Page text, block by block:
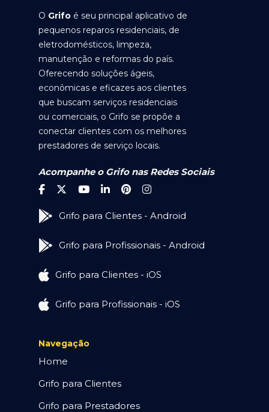
O Grifo é seu principal aplicativo de
pequenos reparos residenciais, de
eletrodomésticos, limpeza,
manutenção e reformas do país.
Oferecendo soluções ágeis,
econômicas e eficazes aos clientes
que buscam serviços residenciais
ou comerciais, o Grifo se propõe a
conectar clientes com os melhores
prestadores de serviço locais.
Acompanhe o Grifo nas Redes Sociais
Grifo para Clientes - Android
Grifo para Profissionais - Android
Grifo para Clientes - iOS
Grifo para Profissionais - iOS
Navegação
Home
Grifo para Clientes
Grifo para Prestadores